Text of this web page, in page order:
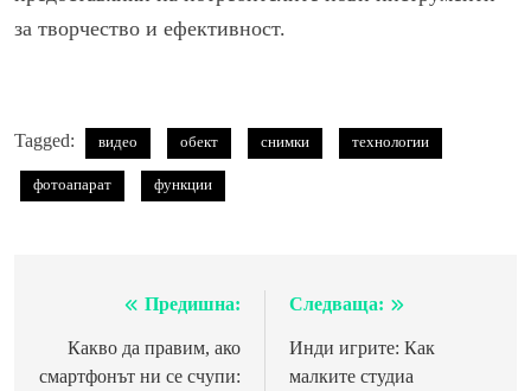
за творчество и ефективност.
Tagged: видео обект снимки технологии
фотоапарат функции
НавигацияПредишна:
Какво да правим, ако
смартфонът ни се счупи:
Следваща:
Инди игрите: Как
малките студиа